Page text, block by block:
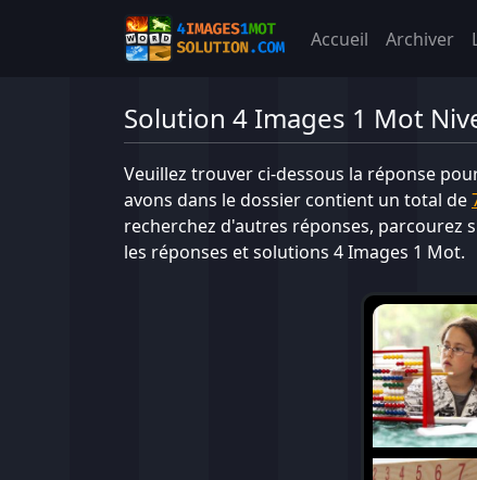
Accueil Archiver
Solution 4 Images 1 Mot
Veuillez trouver ci-dessous la réponse
avons dans le dossier contient un total de
recherchez d'autres réponses, parcourez
les réponses et solutions 4 Images 1 Mot.